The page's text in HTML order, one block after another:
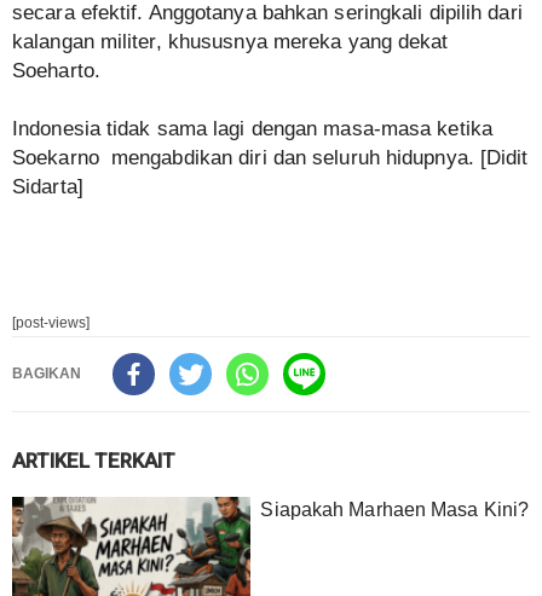
secara efektif. Anggotanya bahkan seringkali dipilih dari
kalangan militer, khususnya mereka yang dekat
Soeharto.
Indonesia tidak sama lagi dengan masa-masa ketika
Soekarno mengabdikan diri dan seluruh hidupnya. [Didit
Sidarta]
[post-views]
BAGIKAN
ARTIKEL TERKAIT
Siapakah Marhaen Masa Kini?